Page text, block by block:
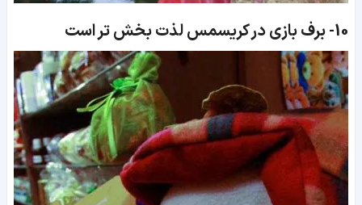
10- برف بازی در کریسمس لذت بخش تر است